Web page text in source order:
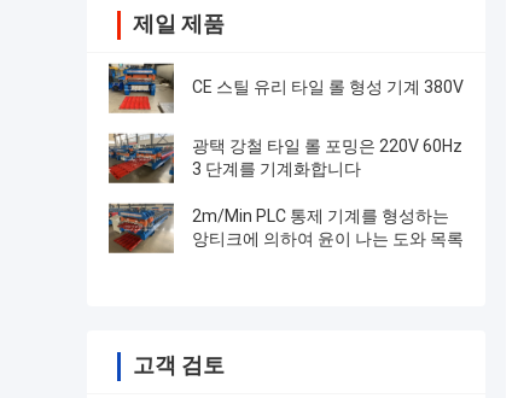
제일 제품
CE 스틸 유리 타일 롤 형성 기계 380V
광택 강철 타일 롤 포밍은 220V 60Hz
3 단계를 기계화합니다
2m/Min PLC 통제 기계를 형성하는
앙티크에 의하여 윤이 나는 도와 목록
고객 검토